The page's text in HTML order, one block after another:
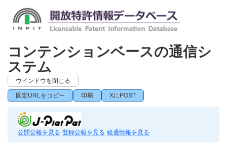
コンテンションベースの通信シ
ステム
ウインドウを閉じる
固定URLをコピー 印刷 XにPOST
公開公報を見る 登録公報を見る 経過情報を見る